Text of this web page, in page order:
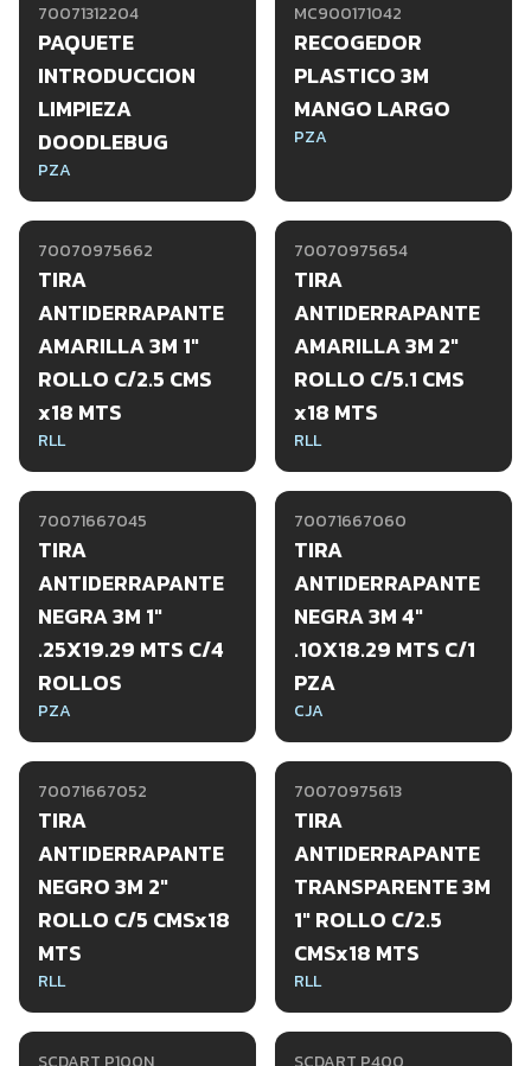
70071312204
PAQUETE
INTRODUCCION
LIMPIEZA
DOODLEBUG
PZA
MC900171042
RECOGEDOR
PLASTICO 3M
MANGO LARGO
PZA
70070975662
TIRA
ANTIDERRAPANTE
AMARILLA 3M 1"
ROLLO C/2.5 CMS
x18 MTS
RLL
70070975654
TIRA
ANTIDERRAPANTE
AMARILLA 3M 2"
ROLLO C/5.1 CMS
x18 MTS
RLL
70071667045
TIRA
ANTIDERRAPANTE
NEGRA 3M 1"
.25X19.29 MTS C/4
ROLLOS
PZA
70071667060
TIRA
ANTIDERRAPANTE
NEGRA 3M 4"
.10X18.29 MTS C/1
PZA
CJA
70071667052
TIRA
ANTIDERRAPANTE
NEGRO 3M 2"
ROLLO C/5 CMSx18
MTS
RLL
70070975613
TIRA
ANTIDERRAPANTE
TRANSPARENTE 3M
1" ROLLO C/2.5
CMSx18 MTS
RLL